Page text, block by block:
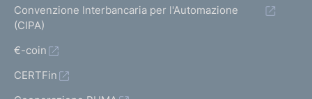
Convenzione Interbancaria per l'Automazione
(CIPA)
€-coin
CERTFin